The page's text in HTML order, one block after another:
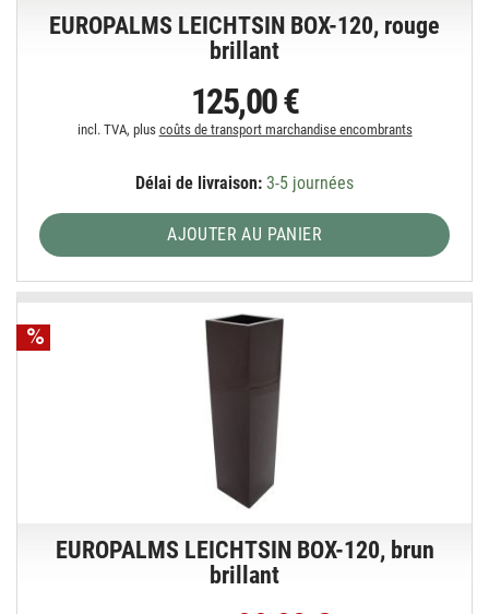
EUROPALMS LEICHTSIN BOX-120, rouge
brillant
125,00 €
incl. TVA, plus coûts de transport marchandise encombrants
Délai de livraison: 3-5 journées
AJOUTER AU PANIER
EUROPALMS LEICHTSIN BOX-120, brun
brillant